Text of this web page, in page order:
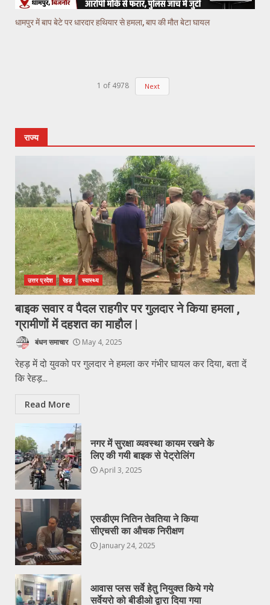
धामपुर में बाप बेटे पर धारदार हथियार से हमला, बाप की मौत बेटा घायल
1 of 4978 Next
राज्य
उत्तर प्रदेश रेहड़ स्वास्थ्य
बाइक सवार व पैदल राहगीर पर गुलदार ने किया हमला ,
ग्रामीणों में दहशत का माहौल |
बंधन समाचार May 4, 2025
रेहड़ में दो युवको पर गुलदार ने हमला कर गंभीर घायल कर दिया, बता दें
कि रेहड़...
Read More
नगर में सुरक्षा व्यवस्था कायम रखने के
लिए की गयी बाइक से पेट्रोलिंग
April 3, 2025
एसडीएम नितिन तेवतिया ने किया
सीएचसी का औचक निरीक्षण
January 24, 2025
आवास प्लस सर्वे हेतु नियुक्त किये गये
सर्वेयरो को बीडीओ द्वारा दिया गया